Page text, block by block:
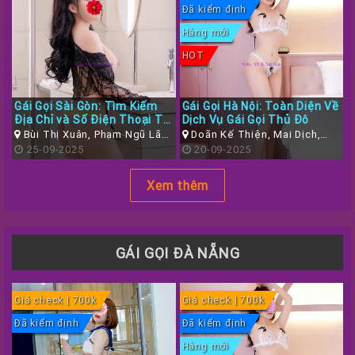
Các
Tỉnh
Miền
Tây
Ký
/
Đăng
Nhập
Gái Gọi Sài Gòn: Tìm Kiếm
Địa Chỉ và Số Điện Thoại Tin
Cậy Năm 2025
Bùi Thị Xuân, Phạm Ngũ Lão,
Quận 1, Thành phố Hồ Chí
25-09-2025
Đã kiểm định
Hàng mới
HOT
Gái Gọi Hà Nội: Toàn Diện Về
Dịch Vụ Gái Gọi Thủ Đô
Doãn Kế Thiện, Mai Dịch,
Cầu Giấy, Hà Nội
20-09-2025
Xem thêm
GÁI GỌI ĐÀ NẴNG
Giá check | 700k
Đã kiểm định
Giá check | 700k
Đã kiểm định
Hàng mới